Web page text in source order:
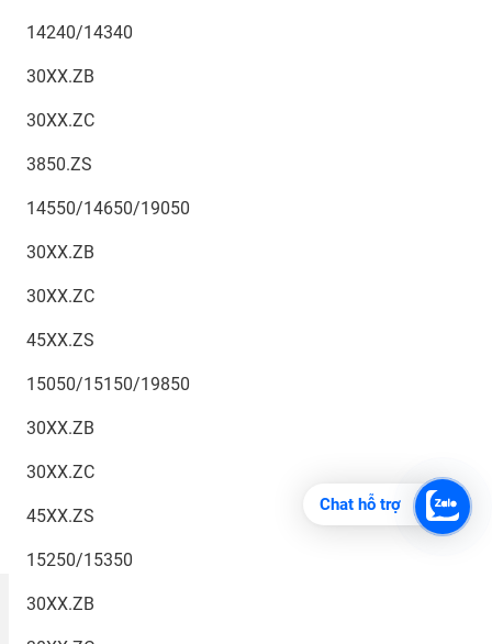
14240/14340
30XX.ZB
30XX.ZC
3850.ZS
14550/14650/19050
30XX.ZB
30XX.ZC
45XX.ZS
15050/15150/19850
30XX.ZB
30XX.ZC
45XX.ZS
15250/15350
30XX.ZB
Chat hỗ trợ